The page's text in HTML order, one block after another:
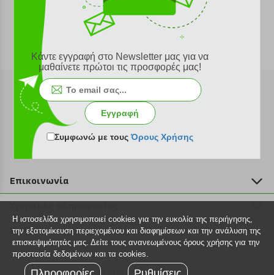
Εγγραφή στο newsletter
Επικοινωνία
211 2000 700
info@plus4u.gr
Η εταιρία
Σημεία παραλαβής
Ευκαιρίες καριέρας
Βοήθεια
Εξέλιξη παραγγελίας
Τρόποι παραγγελίας
Κάντε εγγραφή στο Newsletter μας για να
μαθαίνετε πρώτοι τις προσφορές μας!
Εγγραφή
Συμφωνώ με τουςΌρους Χρήσης
Η ιστοσελίδα χρησιμοποιεί cookies για την ευκολία της περιήγησης,
την εξατομίκευση περιεχομένου και διαφημίσεων και την ανάλυση της
επισκεψιμότητάς μας. Δείτε τους ανανεωμένους όρους χρήσης για την
προστασία δεδομένων και τα cookies.